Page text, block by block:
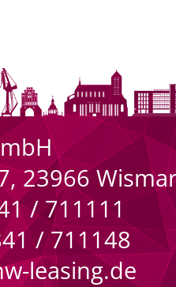
23966
/ 711111
/ 711148
leasing.de